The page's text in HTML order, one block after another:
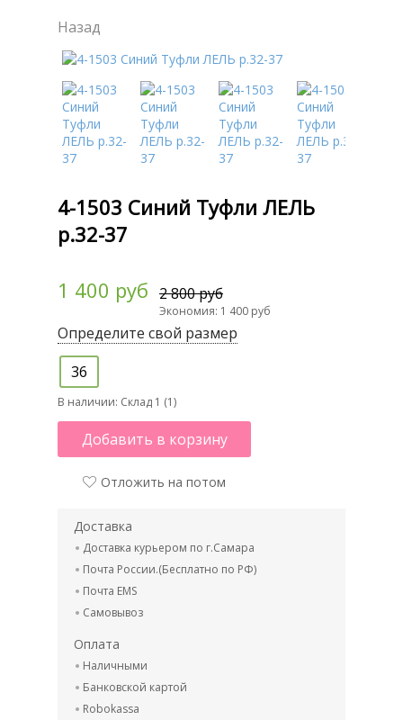
Назад
4-1503 Синий Туфли ЛЕЛЬ
р.32-37
1 400 руб 2 800 руб
Экономия: 1 400 руб
Определите свой размер
36
В наличии: Склад 1 (1)
Добавить в корзину
Отложить на потом
Доставка
Доставка курьером по г.Самара
Почта России.(Бесплатно по РФ)
Почта EMS
Самовывоз
Оплата
Наличными
Банковской картой
Robokassa